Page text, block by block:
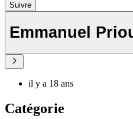
Suivre
Emmanuel
il y a 18 ans
Catégorie